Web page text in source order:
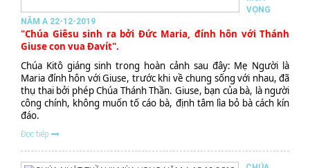
VỌNG
NĂM A 22-12-2019
"Chúa Giêsu sinh ra bởi Đức Maria, đính hôn với Thánh
Giuse con vua Đavít".
Chúa Kitô giáng sinh trong hoàn cảnh sau đây: Mẹ Người là
Maria đính hôn với Giuse, trước khi về chung sống với nhau, đã
thụ thai bởi phép Chúa Thánh Thần. Giuse, bạn của bà, là người
công chính, không muốn tố cáo bà, định tâm lìa bỏ bà cách kín
đáo.
Đọc tiếp